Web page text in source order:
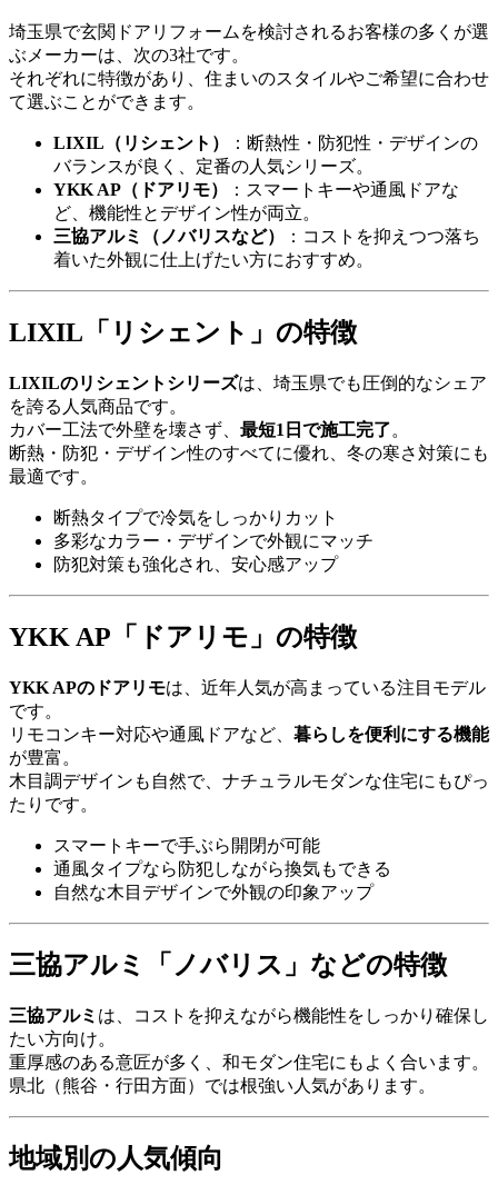
埼玉県で玄関ドアリフォームを検討されるお客様の多くが選
ぶメーカーは、次の3社です。
それぞれに特徴があり、住まいのスタイルやご希望に合わせ
て選ぶことができます。
LIXIL（リシェント）
：断熱性・防犯性・デザインの
バランスが良く、定番の人気シリーズ。
YKK AP（ドアリモ）
：スマートキーや通風ドアな
ど、機能性とデザイン性が両立。
三協アルミ（ノバリスなど）
：コストを抑えつつ落ち
着いた外観に仕上げたい方におすすめ。
LIXIL「リシェント」の特徴
LIXILのリシェントシリーズは、埼玉県でも圧倒的なシェア
を誇る人気商品です。
カバー工法で外壁を壊さず、 最短1日で施工完了。
断熱・防犯・デザイン性のすべてに優れ、冬の寒さ対策にも
最適です。
断熱タイプで冷気をしっかりカット
多彩なカラー・デザインで外観にマッチ
防犯対策も強化され、安心感アップ
YKK AP「ドアリモ」の特徴
YKK APのドアリモは、近年人気が高まっている注目モデル
です。
リモコンキー対応や通風ドアなど、 暮らしを便利にする機能
が豊富。
木目調デザインも自然で、ナチュラルモダンな住宅にもぴっ
たりです。
スマートキーで手ぶら開閉が可能
通風タイプなら防犯しながら換気もできる
自然な木目デザインで外観の印象アップ
三協アルミ「ノバリス」などの特徴
三協アルミ は、コストを抑えながら機能性をしっかり確保し
たい方向け。
重厚感のある意匠が多く、和モダン住宅にもよく合います。
県北（熊谷・行田方面）では根強い人気があります。
地域別の人気傾向